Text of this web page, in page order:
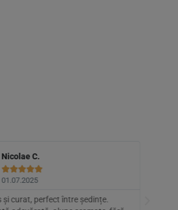
Nicolae C.

01.07.2025
și curat, perfect între ședințe.